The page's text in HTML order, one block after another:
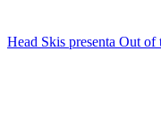
Head Skis presenta Out of